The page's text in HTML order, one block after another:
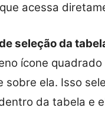
acessa
seleção da
ícone
sobre ela. Isso
da tabela e